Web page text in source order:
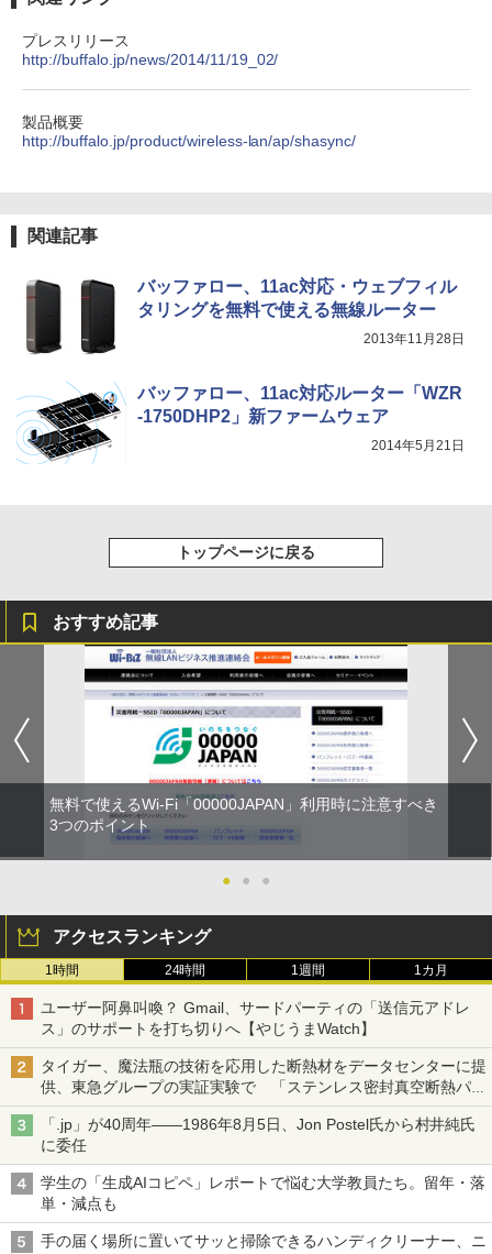
プレスリリース
http://buffalo.jp/news/2014/11/19_02/
製品概要
http://buffalo.jp/product/wireless-lan/ap/shasync/
関連記事
バッファロー、11ac対応・ウェブフィル
タリングを無料で使える無線ルーター
2013年11月28日
バッファロー、11ac対応ルーター「WZR
-1750DHP2」新ファームウェア
2014年5月21日
トップページに戻る
おすすめ記事
無料で使えるWi-Fi「00000JAPAN」利用時に注意すべき
3つのポイント
● ● ●
アクセスランキング
1時間 24時間 1週間 1カ月
ユーザー阿鼻叫喚？ Gmail、サードパーティの「送信元アドレ
ス」のサポートを打ち切りへ【やじうまWatch】
タイガー、魔法瓶の技術を応用した断熱材をデータセンターに提
供、東急グループの実証実験で 「ステンレス密封真空断熱パネ
ル TIVIP」
「.jp」が40周年――1986年8月5日、Jon Postel氏から村井純氏
に委任
学生の「生成AIコピペ」レポートで悩む大学教員たち。留年・落
単・減点も
手の届く場所に置いてサッと掃除できるハンディクリーナー、ニ